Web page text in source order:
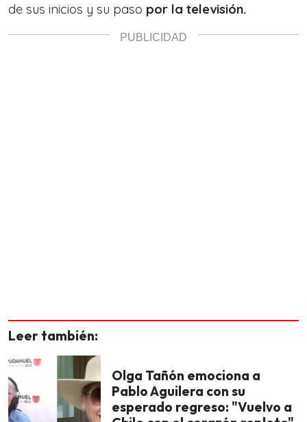
de sus inicios y su paso por la televisión.
Leer también:
Olga Tañón emociona a
Pablo Aguilera con su
esperado regreso: "Vuelvo a